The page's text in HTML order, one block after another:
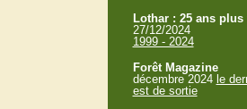
Lothar : 25 ans plus
27/12/2024
1999 - 2024
Forêt Magazine
décembre 2024 le
est de sortie